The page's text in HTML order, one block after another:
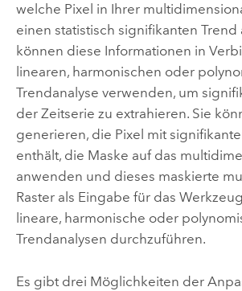
welche Pixel in Ihrer
einen statistisch signifikanten Trend
können diese Informationen in
linearen, harmonischen oder
Trendanalyse verwenden, um
der Zeitserie zu extrahieren. Sie
generieren, die Pixel mit
enthält, die Maske auf das
anwenden und dieses maskierte
Raster als Eingabe für das
lineare, harmonische oder
Trendanalysen durchzuführen.
Es gibt drei Möglichkeiten der